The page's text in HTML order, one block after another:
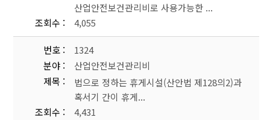
산업안전보건관리비로 사용가능한 ...
조회수
4,055
번호
1324
분야
산업안전보건관리비
제목
법으로 정하는 휴게시설(산안법 제128의2)과
혹서기 간이 휴게...
조회수
4,431